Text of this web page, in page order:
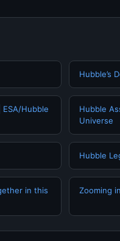
Hubble’s
Hubble
Hubble
Universe
Hubble
in this
Zooming